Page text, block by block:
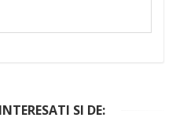
SI DE: